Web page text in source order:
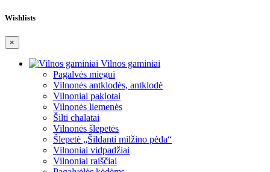
Wishlists
×
Vilnos gaminiai
Pagalvės miegui
Vilnonės antklodės, antklodė
Vilnoniai paklotai
Vilnonės liemenės
Šilti chalatai
Vilnonės šlepetės
Šlepetė „Šildanti milžino pėda“
Vilnoniai vidpadžiai
Vilnoniai raiščiai